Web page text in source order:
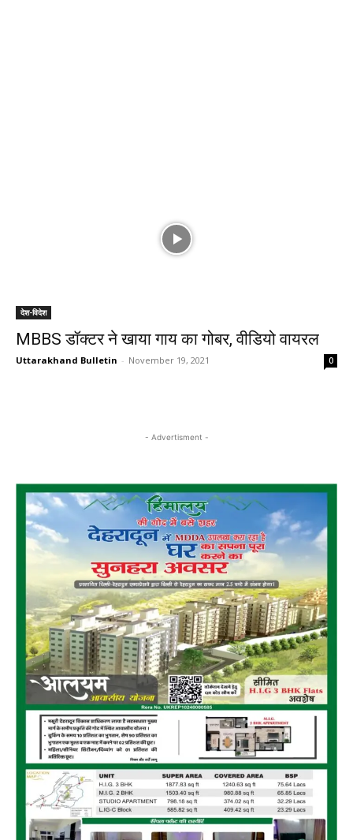
देश-विदेश
MBBS डॉक्टर ने खाया गाय का गोबर, वीडियो वायरल
Uttarakhand Bulletin - November 19, 2021 0
- Advertisment -